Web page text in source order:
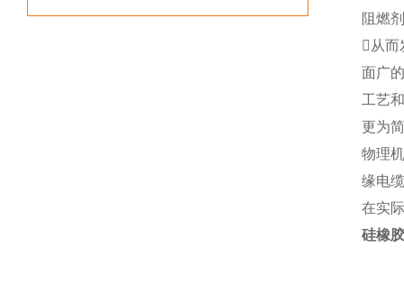
阻燃
从而
面广
工艺
更为
物理
缘电
在实
硅橡